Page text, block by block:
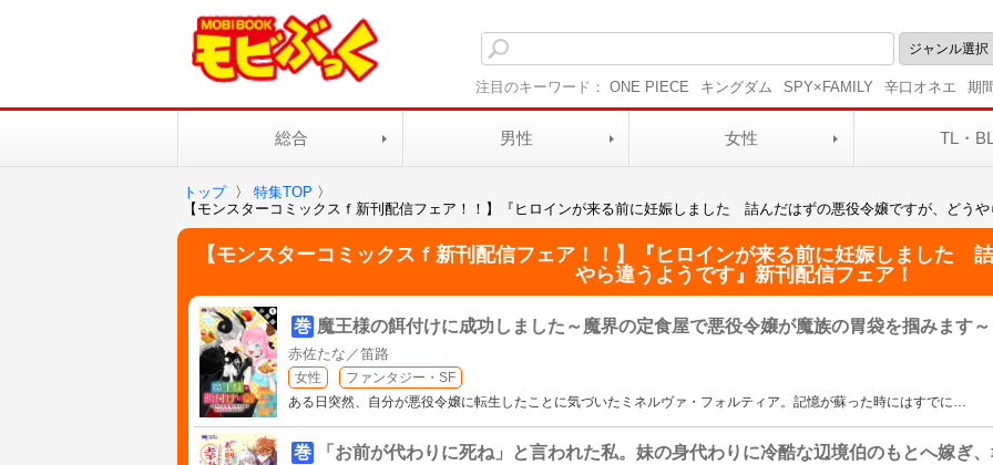
注目のキーワード： ONE PIECE キングダム SPY×FAMILY 辛口オネエ 期
総合 男性 女性 TL・
トップ 〉 特集TOP 〉
【モンスターコミックスｆ新刊配信フェア！！】『ヒロインが来る前に妊娠しました 詰んだはずの悪役令嬢ですが、どう
【モンスターコミックスｆ新刊配信フェア！！】『ヒロインが来る前に妊娠しました
やら違うようです』新刊配信フェア！
巻 魔王様の餌付けに成功しました～魔界の定食屋で悪役令嬢が魔族の胃袋を掴みます
赤佐たな／笛路
女性
ファンタジー・SF
ある日突然、自分が悪役令嬢に転生したことに気づいたミネルヴァ・フォルティア。記憶が蘇った時にはすでに…
巻
「お前が代わりに死ね」と言われた私。妹の身代わりに冷酷な辺境伯のもとへ嫁ぎ